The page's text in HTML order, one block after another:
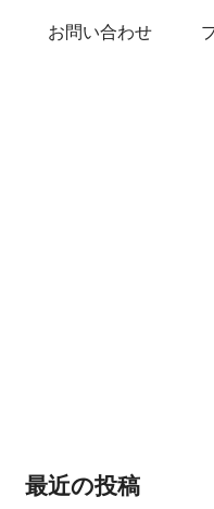
お問い合わせ
最近の投稿